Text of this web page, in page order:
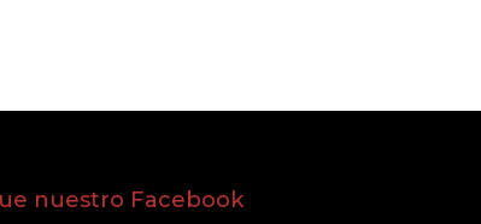
nuestro Facebook